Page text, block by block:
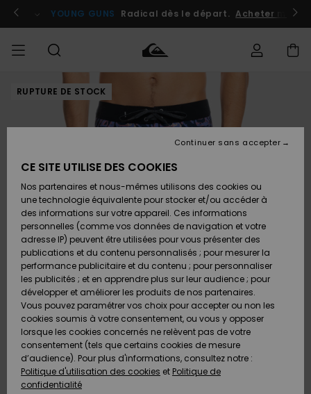
l'information
le
Se connecter / s'inscrire
YOUNG GUNS Radical dès le départ. Acheter
HOMME Vêtements
Chaussures
& Tongs
Surf
Snow
Nouveautés
Vêtements
Chaussures
& Tongs
Surf
Snow
Nouveautés
FEMME
Shop
A
Découvrir
Snow
SURF
Surf
Shop
Homme
Surf
Shop
Enfant
Highlights
Communauté
SNOW
Snow
Shop
Homme
Snow
Shop
Enfant
Snow
Shop
Femme
A
Découvrir
Communauté
OUTLET
Outlet
Homme
Enfant
Outlet
Femme
AIDE &
CONTACT
Accéder à
ma
commande
Retours
Paiement
Carte
Cadeau
Quiksilver
Freedom
Protection
des
MAGASINS
RUPTURE DE STOCK
CE SITE UTILISE DES COOKIES
Nos partenaires et nous-mêmes utilisons des cookies ou
une technologie équivalente pour stocker et/ou accéder à
des informations sur votre appareil. Ces informations
personnelles (comme vos données de navigation et votre
adresse IP) peuvent être utilisées pour vous présenter des
publications et du contenu personnalisés ; pour mesurer la
performance publicitaire et du contenu ; pour personnaliser
les publicités ; et en apprendre plus sur leur audience ; pour
développer et améliorer les produits de nos partenaires.
Vous pouvez paramétrer vos choix pour accepter ou non les
cookies soumis à votre consentement, ou vous y opposer
lorsque les cookies concernés ne relèvent pas de votre
consentement (tels que certains cookies de mesure
d’audience). Pour plus d'informations, consultez notre :
Politique d'utilisation des cookies et Politique de
confidentialité
Continuer sans accepter